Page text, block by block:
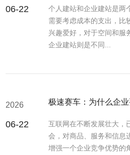
06-22
个人建站和企业建站是两
需要考虑成本的支出，比
兴趣爱好，对于空间和服
企业建站则是不同...
2026
06-22
极速赛车：为什么企
互联网在不断发展壮大，
会，对商品、服务和信息
增强一个企业竞争优势的